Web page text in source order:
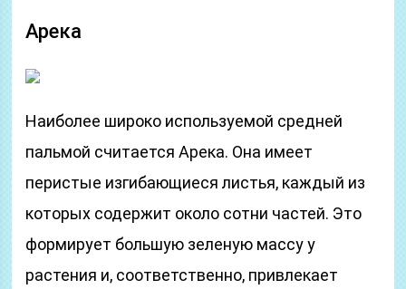
Арека
Наиболее широко используемой средней
пальмой считается Арека. Она имеет
перистые изгибающиеся листья, каждый из
которых содержит около сотни частей. Это
формирует большую зеленую массу у
растения и, соответственно, привлекает